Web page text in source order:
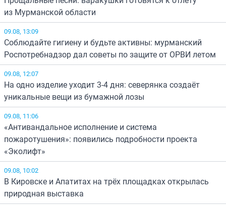
из Мурманской области
09.08, 13:09
Соблюдайте гигиену и будьте активны: мурманский
Роспотребнадзор дал советы по защите от ОРВИ летом
09.08, 12:07
На одно изделие уходит 3-4 дня: северянка создаёт
уникальные вещи из бумажной лозы
09.08, 11:06
«Антивандальное исполнение и система
пожаротушения»: появились подробности проекта
«Эколифт»
09.08, 10:02
В Кировске и Апатитах на трёх площадках открылась
природная выставка